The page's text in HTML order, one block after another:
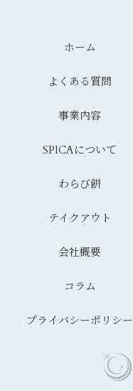
ホーム
よくある質問
事業内容
SPICAについて
わらび餅
テイクアウト
会社概要
コラム
プライバシーポリシー